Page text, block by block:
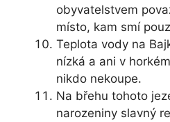
obyvatelstvem
místo, kam smí
Teplota vody na
nízká a ani v
nikdo nekoupe.
Na břehu tohoto
narozeniny slavný